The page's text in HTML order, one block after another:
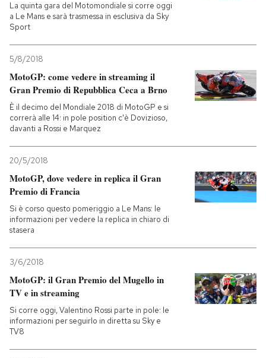
NEWSLETTER
I MIEI PREFERITI
SHOP
CALENDARIO
AREA PERSONALE
Entra
La quinta gara del Motomondiale si corre oggi
a Le Mans e sarà trasmessa in esclusiva da Sky
Sport
5/8/2018
MotoGP: come vedere in streaming il
Gran Premio di Repubblica Ceca a Brno
È il decimo del Mondiale 2018 di MotoGP e si
correrà alle 14: in pole position c'è Dovizioso,
davanti a Rossi e Marquez
20/5/2018
MotoGP, dove vedere in replica il Gran
Premio di Francia
Si è corso questo pomeriggio a Le Mans: le
informazioni per vedere la replica in chiaro di
stasera
3/6/2018
MotoGP: il Gran Premio del Mugello in
TV e in streaming
Si corre oggi, Valentino Rossi parte in pole: le
informazioni per seguirlo in diretta su Sky e
TV8